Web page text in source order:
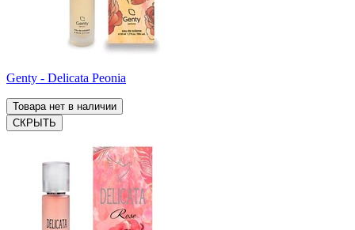
Genty - Delicata Peonia
Товара нет в наличии
СКРЫТЬ